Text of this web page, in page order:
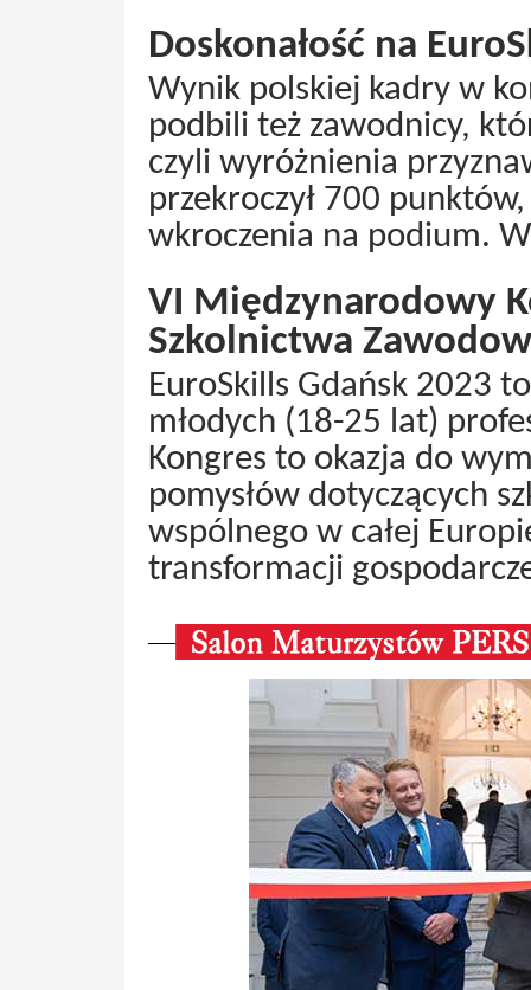
Doskonałość na
Wynik polskiej kadry w
podbili też zawodnicy,
czyli wyróżnienia
przekroczył 700
wkroczenia na podium.
VI Międzynarodowy
Szkolnictwa
EuroSkills Gdańsk 2023
młodych (18-25 lat)
Kongres to okazja do
pomysłów dotyczących
wspólnego w całej
transformacji